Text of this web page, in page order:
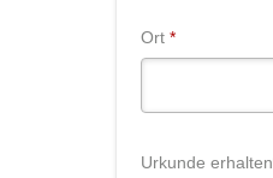
Ort *Erforderlich
Urkunde erhalten